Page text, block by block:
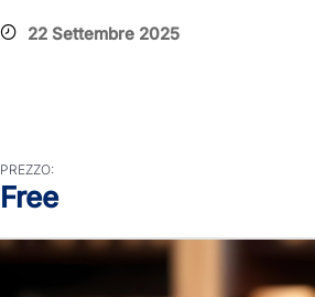
22 Settembre 2025
PREZZO:
Free